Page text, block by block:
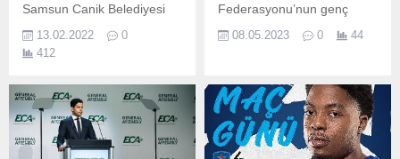
Samsun Canik Belediyesi
Takımı, 8-12 Şubat tarihleri
arasında Kastamonu'da
Bölge Şampiyonası'ndaki
dördüncü maçını da
kazanarak yarı final Anadolu
Şampiyonası’na gitmeye
13.02.2022
0
412
Federasyonu’nun genç
büyük katkı sağlayacak U15
08.05.2023 0 44